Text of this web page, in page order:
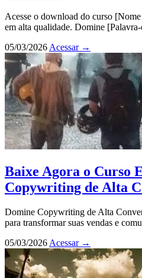
Acesse o download do curso
em alta qualidade. Domine [Palavra-
05/03/2026 Acessar →
Baixe Agora o Curso
Copywriting de Alta
Domine Copywriting de Alta
para transformar suas vendas e
05/03/2026Acessar →